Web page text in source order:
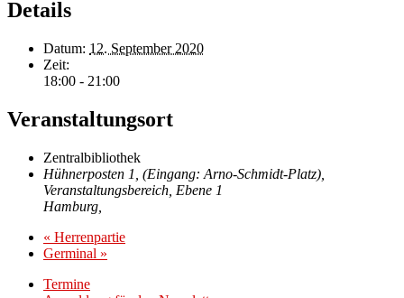
Details
Datum: 12. September 2020
Zeit:
18:00 - 21:00
Veranstaltungsort
Zentralbibliothek
Hühnerposten 1, (Eingang: Arno-Schmidt-Platz),
Veranstaltungsbereich, Ebene 1
Hamburg
« Herrenpartie
Germinal »
Termine